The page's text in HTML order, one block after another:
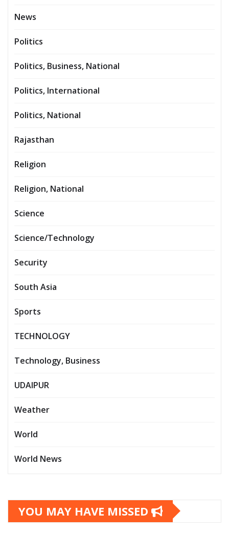
News
Politics
Politics, Business, National
Politics, International
Politics, National
Rajasthan
Religion
Religion, National
Science
Science/Technology
Security
South Asia
Sports
TECHNOLOGY
Technology, Business
UDAIPUR
Weather
World
World News
YOU MAY HAVE MISSED